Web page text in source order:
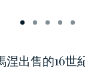
涅出售的16世